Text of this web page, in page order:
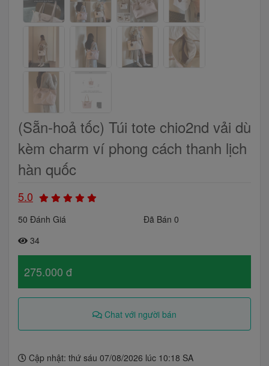
(Sẵn-hoả tốc) Túi tote chio2nd vải dù
kèm charm ví phong cách thanh lịch
hàn quốc
5.0
50 Đánh Giá
Đã Bán 0
34
275.000 đ
Chat với người bán
Cập nhật: thứ sáu 07/08/2026 lúc 10:18 SA